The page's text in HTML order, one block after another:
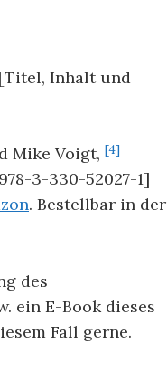
[Titel, Inhalt und
Mike Voigt, [4]
3-330-52027-1]
. Bestellbar in der
des
ein E-Book dieses
Fall gerne.